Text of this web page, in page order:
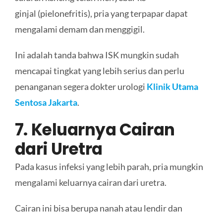
ginjal (pielonefritis), pria yang terpapar dapat
mengalami demam dan menggigil.
Ini adalah tanda bahwa ISK mungkin sudah
mencapai tingkat yang lebih serius dan perlu
penanganan segera dokter urologi Klinik Utama
Sentosa Jakarta.
7. Keluarnya Cairan
dari Uretra
Pada kasus infeksi yang lebih parah, pria mungkin
mengalami keluarnya cairan dari uretra.
Cairan ini bisa berupa nanah atau lendir dan